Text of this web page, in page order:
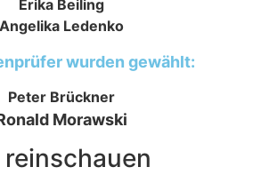
Erika Beiling
Angelika Ledenko
wurden gewählt:
Peter Brückner
Morawski